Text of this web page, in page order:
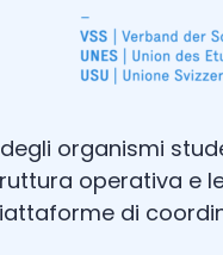
organismi
operativa e
di